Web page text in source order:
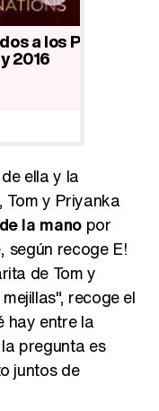
ella y la
Tom y Priyanka
la manopor
según recoge E!
de Tom y
recoge el
hay entre la
pregunta es
juntos de